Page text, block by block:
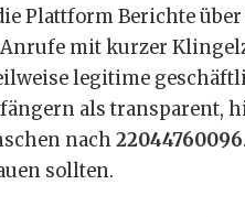
Plattform Berichte
mit kurzer
legitime
als transparent,
nach 22044760096
sollten.